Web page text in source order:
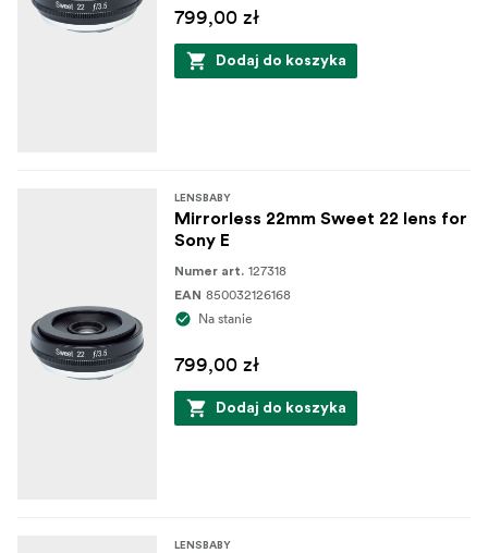
799,00 zł
Dodaj do koszyka
LENSBABY
Mirrorless 22mm Sweet 22 lens for
Sony E
Numer art. 127318
EAN 850032126168
Na stanie
799,00 zł
Dodaj do koszyka
LENSBABY